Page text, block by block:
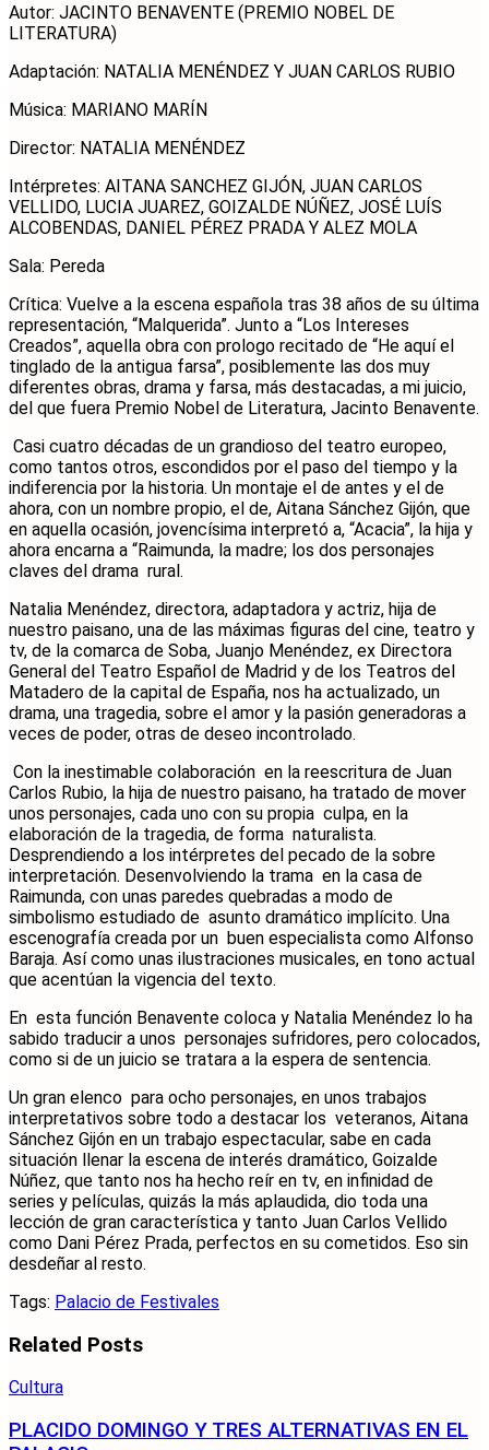
Autor: JACINTO BENAVENTE (PREMIO NOBEL DE
LITERATURA)
Adaptación: NATALIA MENÉNDEZ Y JUAN CARLOS RUBIO
Música: MARIANO MARÍN
Director: NATALIA MENÉNDEZ
Intérpretes: AITANA SANCHEZ GIJÓN, JUAN CARLOS
VELLIDO, LUCIA JUAREZ, GOIZALDE NÚÑEZ, JOSÉ LUÍS
ALCOBENDAS, DANIEL PÉREZ PRADA Y ALEZ MOLA
Sala: Pereda
Crítica: Vuelve a la escena española tras 38 años de su última
representación, “Malquerida”. Junto a “Los Intereses
Creados”, aquella obra con prologo recitado de “He aquí el
tinglado de la antigua farsa”, posiblemente las dos muy
diferentes obras, drama y farsa, más destacadas, a mi juicio,
del que fuera Premio Nobel de Literatura, Jacinto Benavente.
Casi cuatro décadas de un grandioso del teatro europeo,
como tantos otros, escondidos por el paso del tiempo y la
indiferencia por la historia. Un montaje el de antes y el de
ahora, con un nombre propio, el de, Aitana Sánchez Gijón, que
en aquella ocasión, jovencísima interpretó a, “Acacia”, la hija y
ahora encarna a “Raimunda, la madre; los dos personajes
claves del drama rural.
Natalia Menéndez, directora, adaptadora y actriz, hija de
nuestro paisano, una de las máximas figuras del cine, teatro y
tv, de la comarca de Soba, Juanjo Menéndez, ex Directora
General del Teatro Español de Madrid y de los Teatros del
Matadero de la capital de España, nos ha actualizado, un
drama, una tragedia, sobre el amor y la pasión generadoras a
veces de poder, otras de deseo incontrolado.
Con la inestimable colaboración en la reescritura de Juan
Carlos Rubio, la hija de nuestro paisano, ha tratado de mover
unos personajes, cada uno con su propia culpa, en la
elaboración de la tragedia, de forma naturalista.
Desprendiendo a los intérpretes del pecado de la sobre
interpretación. Desenvolviendo la trama en la casa de
Raimunda, con unas paredes quebradas a modo de
simbolismo estudiado de asunto dramático implícito. Una
escenografía creada por un buen especialista como Alfonso
Baraja. Así como unas ilustraciones musicales, en tono actual
que acentúan la vigencia del texto.
En esta función Benavente coloca y Natalia Menéndez lo ha
sabido traducir a unos personajes sufridores, pero colocados,
como si de un juicio se tratara a la espera de sentencia.
Un gran elenco para ocho personajes, en unos trabajos
interpretativos sobre todo a destacar los veteranos, Aitana
Sánchez Gijón en un trabajo espectacular, sabe en cada
situación llenar la escena de interés dramático, Goizalde
Núñez, que tanto nos ha hecho reír en tv, en infinidad de
series y películas, quizás la más aplaudida, dio toda una
lección de gran característica y tanto Juan Carlos Vellido
como Dani Pérez Prada, perfectos en su cometidos. Eso sin
desdeñar al resto.
Tags: Palacio de Festivales
Related Posts
Cultura
PLACIDO DOMINGO Y TRES ALTERNATIVAS EN EL